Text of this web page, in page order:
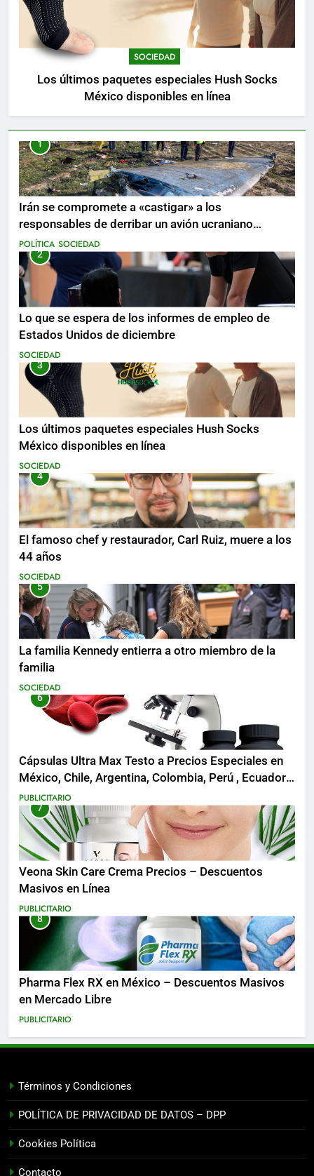
SOCIEDAD
Los últimos paquetes especiales Hush Socks
México disponibles en línea
1
Irán se compromete a «castigar» a los
responsables de derribar un avión ucraniano
mientras se realizan arrestos
POLÍTICA SOCIEDAD
2
Lo que se espera de los informes de empleo de
Estados Unidos de diciembre
SOCIEDAD
3
Los últimos paquetes especiales Hush Socks
México disponibles en línea
SOCIEDAD
4
El famoso chef y restaurador, Carl Ruiz, muere a los
44 años
SOCIEDAD
5
La familia Kennedy entierra a otro miembro de la
familia
SOCIEDAD
6
Cápsulas Ultra Max Testo a Precios Especiales en
México, Chile, Argentina, Colombia, Perú , Ecuador,
Costa Rica y Más
PUBLICITARIO
7
Veona Skin Care Crema Precios – Descuentos
Masivos en Línea
PUBLICITARIO
8
Pharma Flex RX en México – Descuentos Masivos
en Mercado Libre
PUBLICITARIO
Términos y Condiciones
POLÍTICA DE PRIVACIDAD DE DATOS – DPP
Cookies Política
Contacto